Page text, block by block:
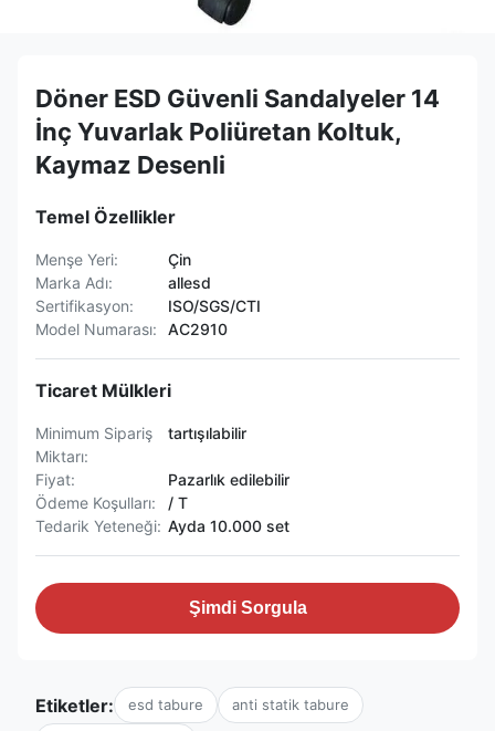
Döner ESD Güvenli Sandalyeler 14
İnç Yuvarlak Poliüretan Koltuk,
Kaymaz Desenli
Temel Özellikler
Menşe Yeri:
Çin
Marka Adı:
allesd
Sertifikasyon:
ISO/SGS/CTI
Model Numarası:
AC2910
Ticaret Mülkleri
Minimum Sipariş
Miktarı:
tartışılabilir
Fiyat:
Pazarlık edilebilir
Ödeme Koşulları:
/ T
Tedarik Yeteneği: Ayda 10.000 set
Şimdi Sorgula
Etiketler: esd tabure anti statik tabure